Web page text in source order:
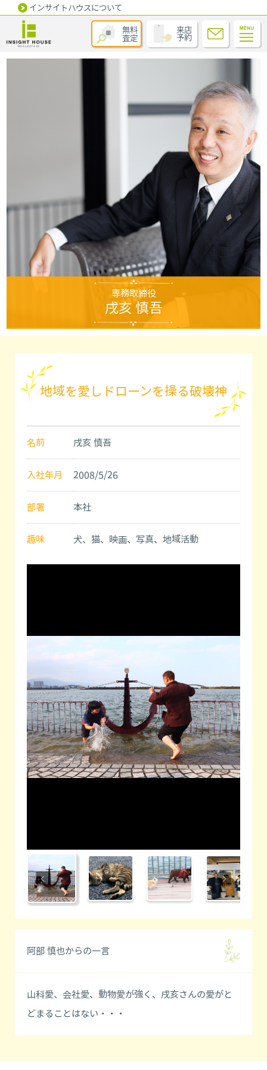
無料
査定
来店
予約
インサイトハウスについて
専務取締役
戌亥 慎吾
地域を愛しドローンを操る破壊神
名前 戌亥 慎吾
入社年月 2008/5/26
部署 本社
趣味 犬、猫、映画、写真、地域活動
阿部 慎也からの一言
山科愛、会社愛、動物愛が強く、戌亥さんの愛がと
どまることはない・・・